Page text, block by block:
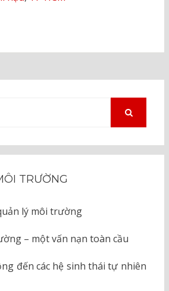
TRƯỜNG
lý môi trường
– một vấn nạn toàn cầu
đến các hệ sinh thái tự nhiên